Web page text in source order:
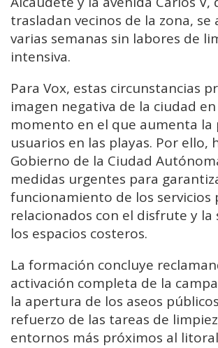
trasladan vecinos de la zona, se
varias semanas sin labores de
intensiva.
Para Vox, estas circunstancias
imagen negativa de la ciudad
momento en el que aumenta la
usuarios en las playas. Por ello,
Gobierno de la Ciudad
medidas urgentes para
funcionamiento de los servicios
relacionados con el disfrute y la
los espacios costeros.
La formación concluye
activación completa de la
la apertura de los aseos
refuerzo de las tareas de
entornos más próximos al